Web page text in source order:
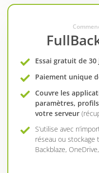
Essai gratuit de
Paiement unique
Couvre les
paramètres,
votre serveur
S’utilise avec
réseau ou stockage
Backblaze,